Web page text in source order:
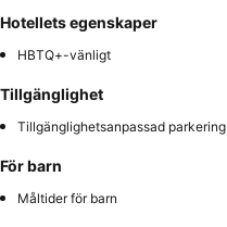
Hotellets egenskaper
HBTQ+-vänligt
Tillgänglighet
Tillgänglighetsanpassad parkering
För barn
Måltider för barn